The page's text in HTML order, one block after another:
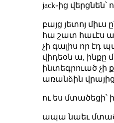
jack֊ից վերցնեն՝
բայց յետոյ միւս
հա շատ հաւէս
չի գալիս որ էդ
վիդեօն ա, ինքը
ինտեգրուած չի
առանձին
ու ես մտածեցի՝
ապա նաեւ